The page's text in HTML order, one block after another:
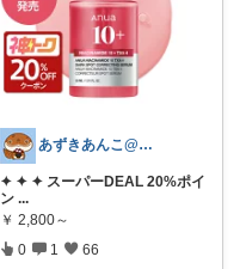
あずきあんこ@ぷち美容＆育児＆時短専門
✦ ✦ ✦ スーパーDEAL 20%ポイ
ン ...
￥ 2,800～
0 1 66